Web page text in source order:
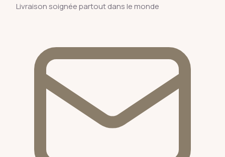
Livraison soignée partout dans le monde